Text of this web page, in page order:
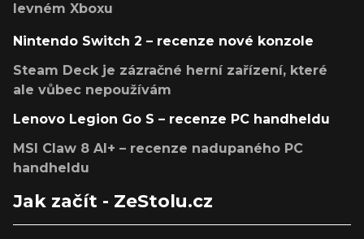
levném Xboxu
Nintendo Switch 2 – recenze nové konzole
Steam Deck je zázračné herní zařízení, které
ale vůbec nepoužívám
Lenovo Legion Go S – recenze PC handheldu
MSI Claw 8 AI+ – recenze nadupaného PC
handheldu
Jak začít - ZeStolu.cz